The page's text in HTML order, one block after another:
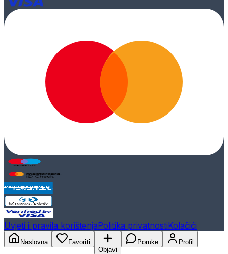
Uvjeti i pravila korištenjaPolitika privatnostiKolačići
Naslovna
Favoriti
Objavi
Poruke Profil